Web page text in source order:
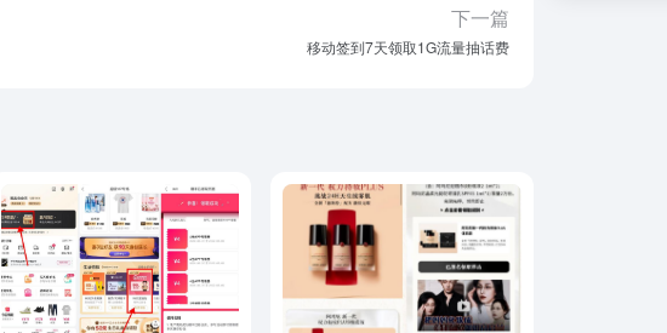
下一篇
移动签到7天领取1G流量抽话费